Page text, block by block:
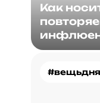
Как
#вещьдня